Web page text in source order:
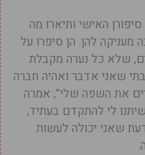
האישי ותיארו מה
להן. הן סיפרו על
שלא כל נערה מקבלת
שאני אדבר ואהיה חברה
את השפה שלי”, אמרה
לי להתקדם בעתיד,
שאני יכולה לעשות